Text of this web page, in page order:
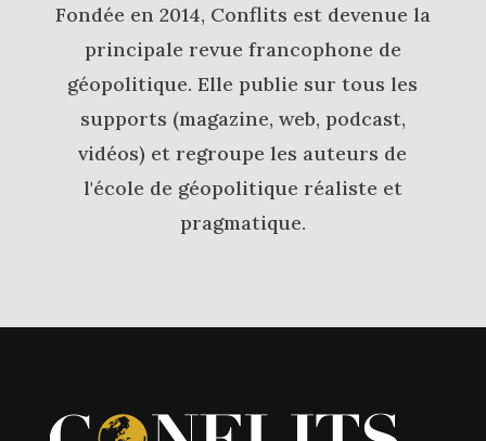
Fondée en 2014, Conflits est devenue la
principale revue francophone de
géopolitique. Elle publie sur tous les
supports (magazine, web, podcast,
vidéos) et regroupe les auteurs de
l'école de géopolitique réaliste et
pragmatique.